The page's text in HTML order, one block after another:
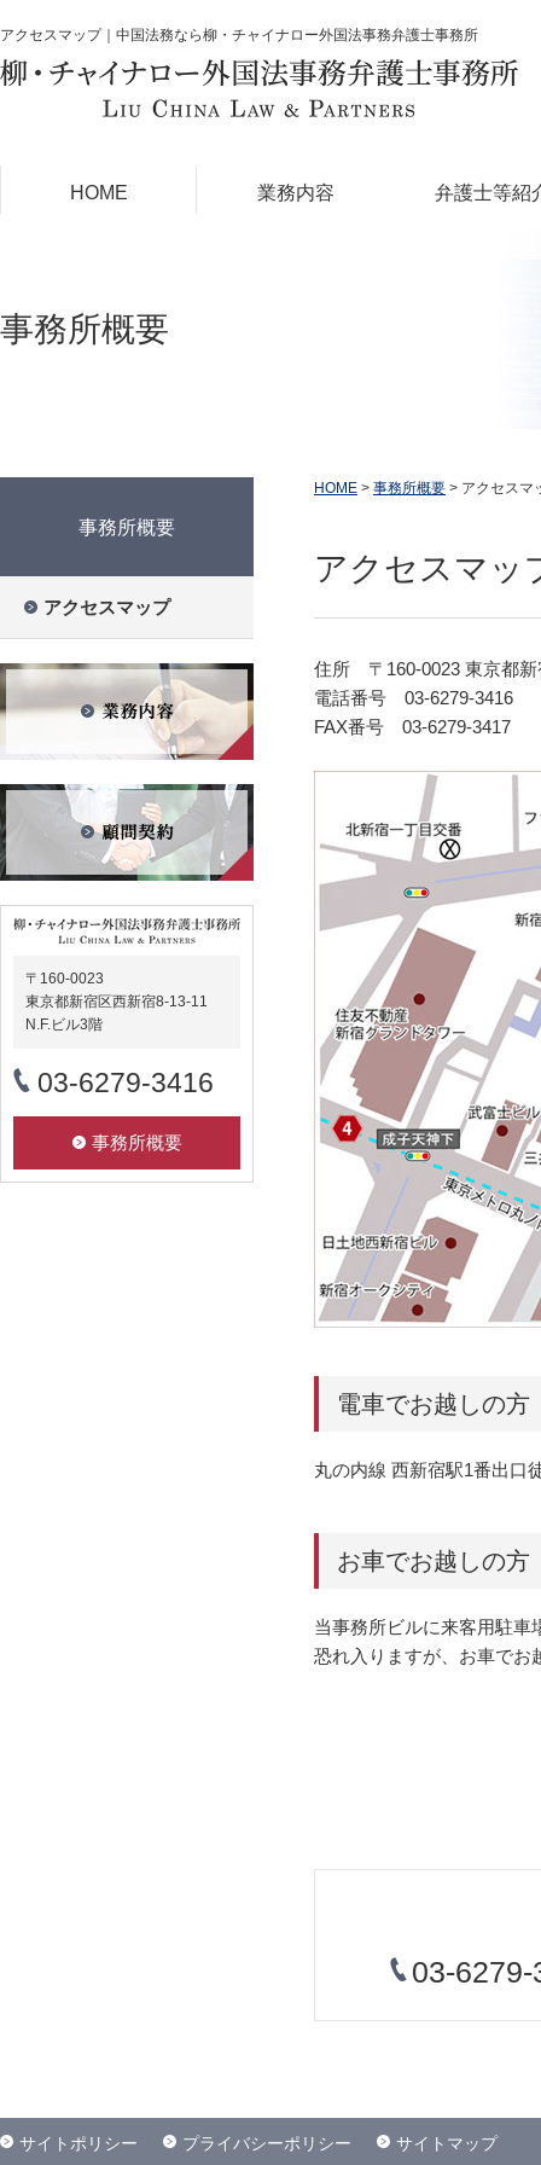
アクセスマップ｜中国法務なら柳・チャイナロー外国法事務弁護士事務所
HOME 業務内容 弁護士等紹
事務所概要
HOME > 事務所概要 > アクセスマ
アクセスマッ
住所 〒160-0023 東京都新
電話番号 03-6279-3416
FAX番号 03-6279-3417
電車でお越しの方
丸の内線 西新宿駅1番出口
お車でお越しの方
当事務所ビルに来客用駐車
恐れ入りますが、お車でお
03-6279-
事務所概要
アクセスマップ
〒160-0023
東京都新宿区西新宿8-13-11
N.F.ビル3階
03-6279-3416
事務所概要
サイトポリシー プライバシーポリシー サイトマップ